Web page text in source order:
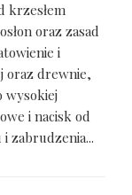
krzesłem
oraz zasad
i
oraz drewnie,
wysokiej
i nacisk od
zabrudzenia...